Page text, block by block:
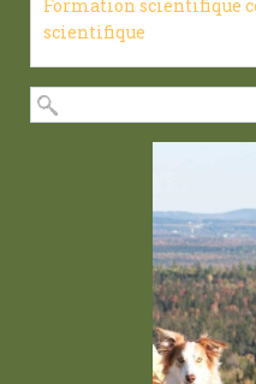
Formation scientifique
scientifique